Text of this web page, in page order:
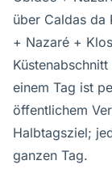
über Caldas da
+ Nazaré +
einem Tag ist
öffentlichem
Halbtagsziel;
ganzen Tag.